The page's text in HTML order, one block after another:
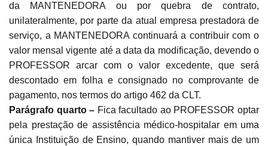
da MANTENEDORA ou por quebra de contrato,
unilateralmente, por parte da atual empresa prestadora de
serviço, a MANTENEDORA continuará a contribuir com o
valor mensal vigente até a data da modificação, devendo o
PROFESSOR arcar com o valor excedente, que será
descontado em folha e consignado no comprovante de
pagamento, nos termos do artigo 462 da CLT.
Parágrafo quarto – Fica facultado ao PROFESSOR optar
pela prestação de assistência médico-hospitalar em uma
única Instituição de Ensino, quando mantiver mais de um